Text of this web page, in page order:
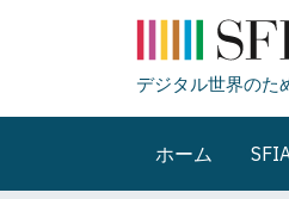
デジタル世界のた
ホーム